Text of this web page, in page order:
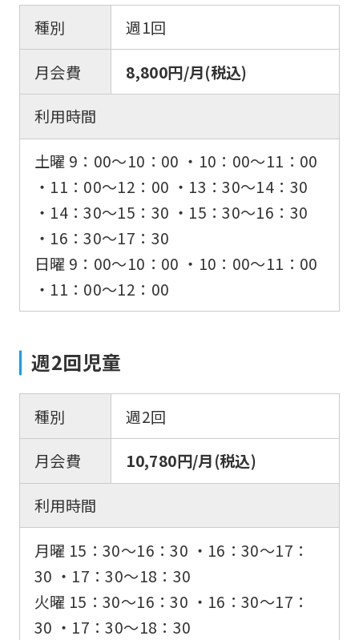
種別
週1回
月会費
8,800円/月(税込)
利用時間
土曜 9：00〜10：00 ・10：00〜11：00
・11：00〜12：00 ・13：30〜14：30
・14：30〜15：30 ・15：30〜16：30
・16：30〜17：30
日曜 9：00〜10：00 ・10：00〜11：00
・11：00〜12：00
週2回児童
種別
週2回
月会費
10,780円/月(税込)
利用時間
月曜 15：30〜16：30 ・16：30〜17：
30 ・17：30〜18：30
火曜 15：30〜16：30 ・16：30〜17：
30 ・17：30〜18：30